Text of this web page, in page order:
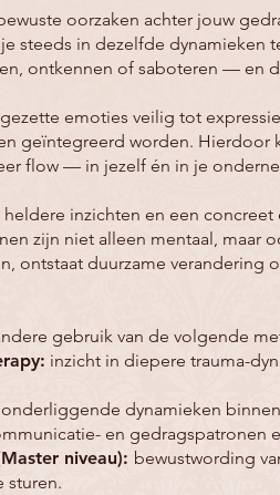
oorzaken achter jouw
steeds in dezelfde dynamieken
ontkennen of saboteren — en
emoties veilig tot
geïntegreerd worden. Hierdoor
flow — in jezelf én in je
inzichten en een concreet
zijn niet alleen mentaal, maar
ontstaat duurzame verandering
gebruik van de volgende
inzicht in diepere trauma-
dynamieken
en gedragspatronen
niveau): bewustwording
sturen.